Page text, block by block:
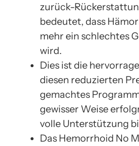
zurück-
bedeutet, dass
mehr ein schlechtes
wird.
Dies ist die
diesen reduzierten
gemachtes
gewisser Weise
volle Unterstützung
Das Hemorrhoid No